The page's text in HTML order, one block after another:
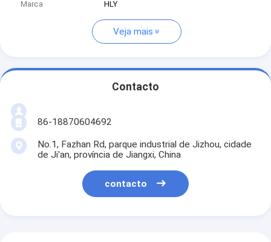
Marca
HLY
Veja mais
Contacto
86-18870604692
No.1, Fazhan Rd, parque industrial de Jizhou, cidade
de Ji'an, província de Jiangxi, China
contacto